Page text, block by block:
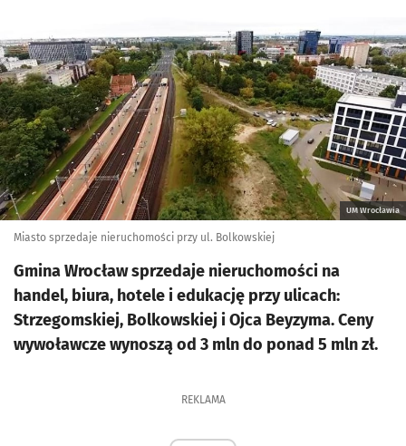
UM Wrocławia
Miasto sprzedaje nieruchomości przy ul. Bolkowskiej
Gmina Wrocław sprzedaje nieruchomości na
handel, biura, hotele i edukację przy ulicach:
Strzegomskiej, Bolkowskiej i Ojca Beyzyma. Ceny
wywoławcze wynoszą od 3 mln do ponad 5 mln zł.
REKLAMA